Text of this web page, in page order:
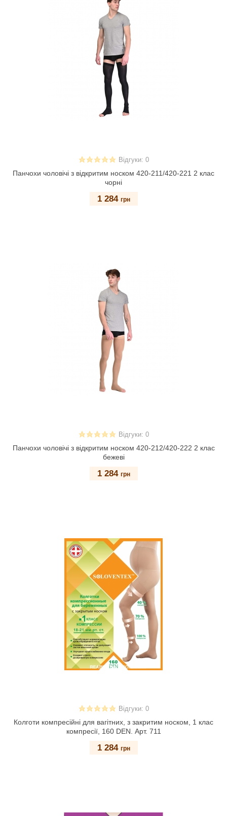
Відгуки: 0
Панчохи чоловічі з відкритим носком 420-211/420-221 2 клас
чорні
1 284 грн
Відгуки: 0
Панчохи чоловічі з відкритим носком 420-212/420-222 2 клас
бежеві
1 284 грн
Відгуки: 0
Колготи компресійні для вагітних, з закритим носком, 1 клас
компресії, 160 DEN. Арт. 711
1 284 грн